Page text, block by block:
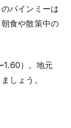
バインミーは
食や散策中の
）。地元
しょう。